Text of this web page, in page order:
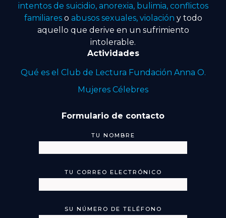
intentos de suicidio, anorexia, bulimia, conflictos
familiareso abusos sexuales, violación y todo
aquello que derive en un sufrimiento
intolerable.
Actividades
Qué es el Club de Lectura Fundación Anna O.
Mujeres Célebres
Formulario de contacto
TU NOMBRE
TU CORREO ELECTRÓNICO
SU NÚMERO DE TELÉFONO